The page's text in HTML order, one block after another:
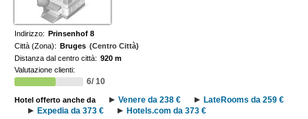
Indirizzo: Prinsenhof 8
Città (Zona): Bruges (Centro Città)
Distanza dal centro città: 920 m
Valutazione clienti:
6/ 10
Hotel offerto anche da Venere da 238 €
LateRooms da 259 €
Expedia da 373 €
Hotels.com da 373 €